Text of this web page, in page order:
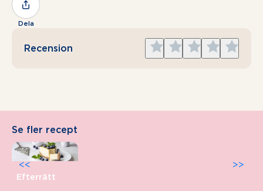
Dela
Recension
Give
5
Give
4
Give
3
Give
2
Give
1
Se fler recept
Efterrätt
>>
<<